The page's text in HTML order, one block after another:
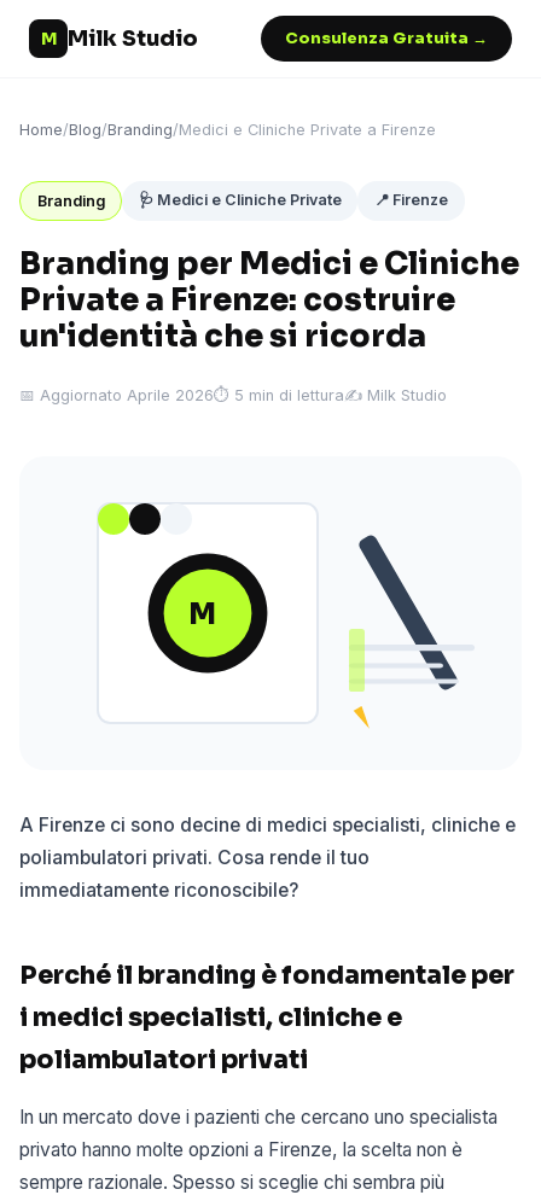
M Milk Studio Consulenza Gratuita →
Home/Blog/Branding/Medici e Cliniche Private a Firenze
Branding 🩺 Medici e Cliniche Private 📍 Firenze
Branding per Medici e Cliniche
Private a Firenze: costruire
un'identità che si ricorda
📅 Aggiornato Aprile 2026⏱ 5 min di lettura✍️ Milk Studio
M
A Firenze ci sono decine di medici specialisti, cliniche e
poliambulatori privati. Cosa rende il tuo
immediatamente riconoscibile?
Perché il branding è fondamentale per
i medici specialisti, cliniche e
poliambulatori privati
In un mercato dove i pazienti che cercano uno specialista
privato hanno molte opzioni a Firenze, la scelta non è
sempre razionale. Spesso si sceglie chi sembra più